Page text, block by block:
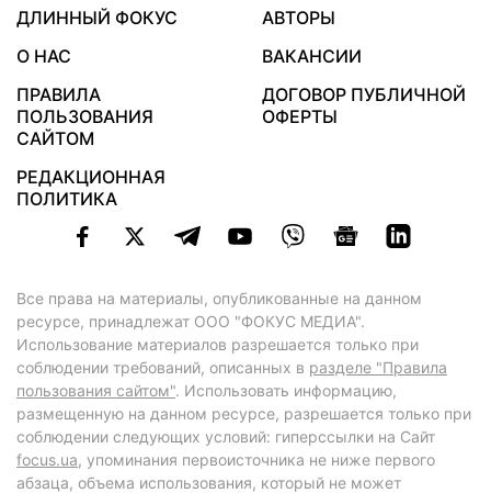
ДЛИННЫЙ ФОКУС
АВТОРЫ
О НАС
ВАКАНСИИ
ПРАВИЛА
ПОЛЬЗОВАНИЯ
САЙТОМ
ДОГОВОР ПУБЛИЧНОЙ
ОФЕРТЫ
РЕДАКЦИОННАЯ
ПОЛИТИКА
Все права на материалы, опубликованные на данном
ресурсе, принадлежат ООО "ФОКУС МЕДИА".
Использование материалов разрешается только при
соблюдении требований, описанных в разделе "Правила
пользования сайтом". Использовать информацию,
размещенную на данном ресурсе, разрешается только при
соблюдении следующих условий: гиперссылки на Сайт
focus.ua, упоминания первоисточника не ниже первого
абзаца, объема использования, который не может